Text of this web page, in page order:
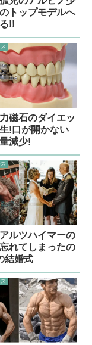
トップモデルへ
!!
磁石のダイエッ
!口が開かない
減少!
アルツハイマーの
れてしまったの
結婚式